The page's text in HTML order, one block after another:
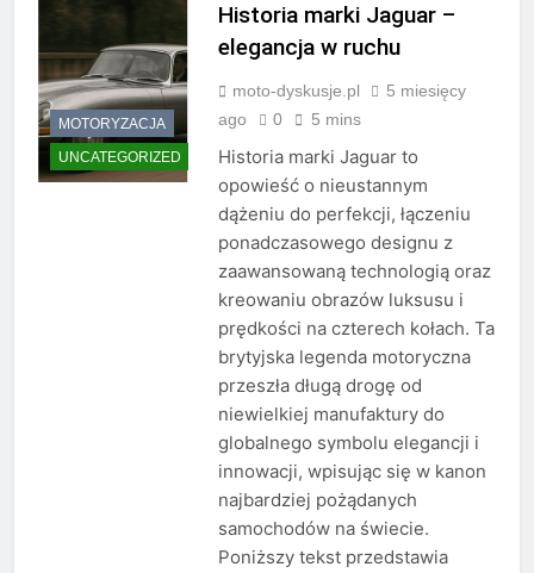
MOTORYZACJA
UNCATEGORIZED
Historia marki Jaguar –
elegancja w ruchu
moto-dyskusje.pl
5 miesięcy
ago
0 5 mins
Historia marki Jaguar to
opowieść o nieustannym
dążeniu do perfekcji, łączeniu
ponadczasowego designu z
zaawansowaną technologią oraz
kreowaniu obrazów luksusu i
prędkości na czterech kołach. Ta
brytyjska legenda motoryczna
przeszła długą drogę od
niewielkiej manufaktury do
globalnego symbolu elegancji i
innowacji, wpisując się w kanon
najbardziej pożądanych
samochodów na świecie.
Poniższy tekst przedstawia